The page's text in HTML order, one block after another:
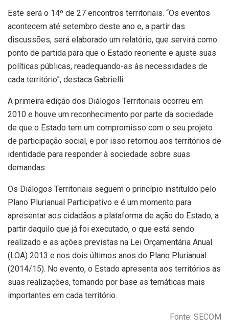
Este será o 14º de 27 encontros territoriais. “Os eventos
acontecem até setembro deste ano e, a partir das
discussões, será elaborado um relatório, que servirá como
ponto de partida para que o Estado reoriente e ajuste suas
políticas públicas, readequando-as às necessidades de
cada território”, destaca Gabrielli.
A primeira edição dos Diálogos Territoriais ocorreu em
2010 e houve um reconhecimento por parte da sociedade
de que o Estado tem um compromisso com o seu projeto
de participação social, e por isso retornou aos territórios de
identidade para responder à sociedade sobre suas
demandas.
Os Diálogos Territoriais seguem o princípio instituído pelo
Plano Plurianual Participativo e é um momento para
apresentar aos cidadãos a plataforma de ação do Estado, a
partir daquilo que já foi executado, o que está sendo
realizado e as ações previstas na Lei Orçamentária Anual
(LOA) 2013 e nos dois últimos anos do Plano Plurianual
(2014/15). No evento, o Estado apresenta aos territórios as
suas realizações, tomando por base as temáticas mais
importantes em cada território.
Fonte: SECOM